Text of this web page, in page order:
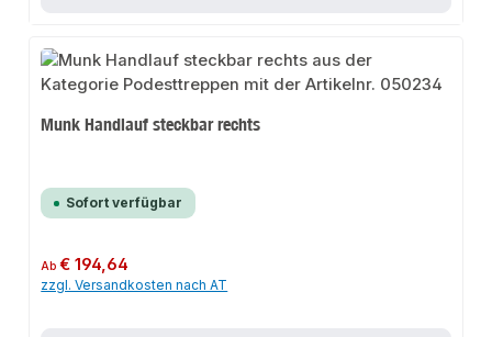
Munk Handlauf steckbar rechts
Sofort verfügbar
Regulärer Preis:
Ab€ 194,64
zzgl. Versandkosten nach AT